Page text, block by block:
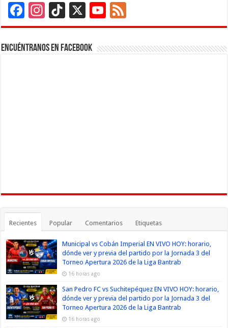
Facebook
Instagram
TikTok
X
YouTube
Channel
Encuéntranos en Facebook
Recientes Popular Comentarios Etiquetas
Municipal vs Cobán Imperial EN VIVO HOY: horario,
dónde ver y previa del partido por la Jornada 3 del
Torneo Apertura 2026 de la Liga Bantrab
16 horas ago
San Pedro FC vs Suchitepéquez EN VIVO HOY: horario,
dónde ver y previa del partido por la Jornada 3 del
Torneo Apertura 2026 de la Liga Bantrab
16 horas ago